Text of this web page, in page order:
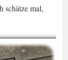
schätze mal,